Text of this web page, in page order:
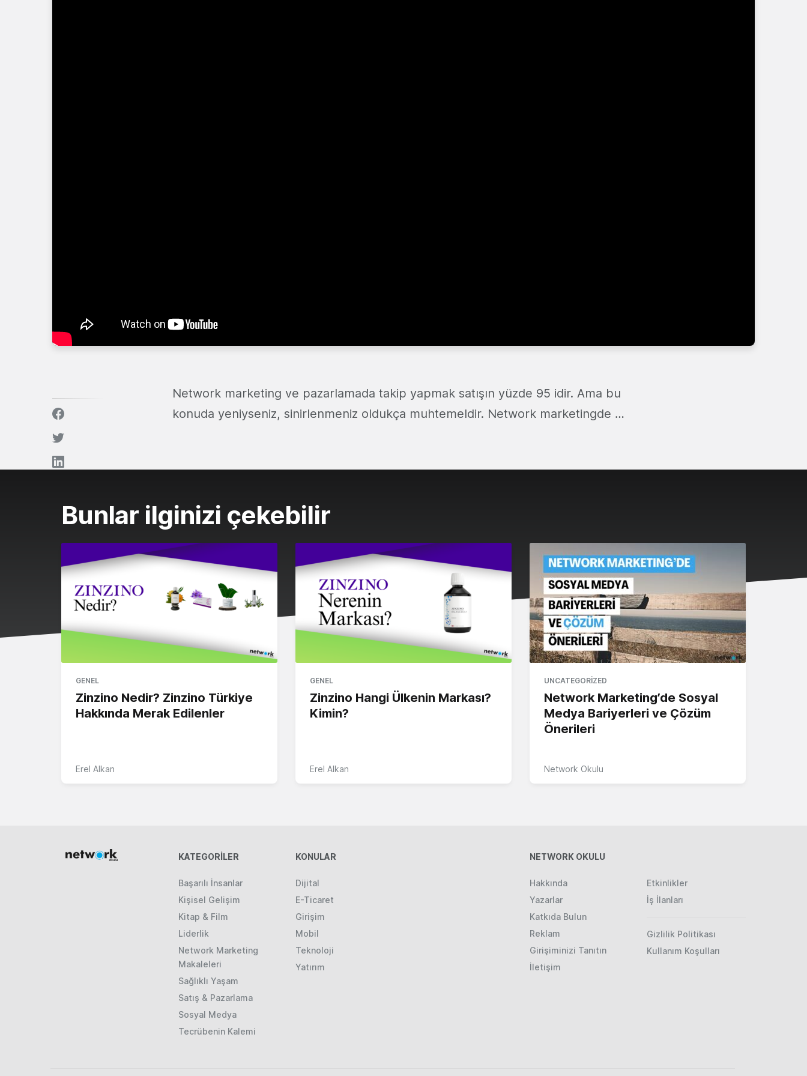
Network marketing ve pazarlamada takip yapmak satışın yüzde 95 idir. Ama bu
konuda yeniyseniz, sinirlenmeniz oldukça muhtemeldir. Network marketingde …
Bunlar ilginizi çekebilir
GENEL
Zinzino Nedir? Zinzino Türkiye
Hakkında Merak Edilenler
Erel Alkan
GENEL
Zinzino Hangi Ülkenin Markası?
Kimin?
Erel Alkan
UNCATEGORIZED
Network Marketing’de Sosyal
Medya Bariyerleri ve Çözüm
Önerileri
Network Okulu
KATEGORILER
Başarılı İnsanlar
Kişisel Gelişim
Kitap & Film
Liderlik
Network Marketing
Makaleleri
Sağlıklı Yaşam
Satış & Pazarlama
Sosyal Medya
Tecrübenin Kalemi
KONULAR
Dijital
E-Ticaret
Girişim
Mobil
Teknoloji
Yatırım
NETWORK OKULU
Hakkında
Yazarlar
Katkıda Bulun
Reklam
Girişiminizi Tanıtın
İletişim
Etkinlikler
İş İlanları
Gizlilik Politikası
Kullanım Koşulları